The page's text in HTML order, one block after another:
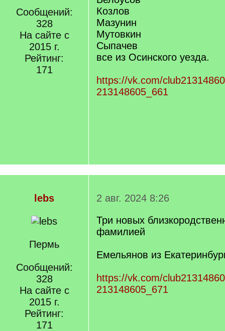
Сообщений:
328
На сайте с
2015 г.
Рейтинг:
171
Козлов
Мазунин
Мутовкин
Сыпачев
все из Осинского уезда.
https://vk.com/
213148605_661
lebs
Пермь
Сообщений:
328
На сайте с
2015 г.
Рейтинг:
171
2 авг. 2024 8:26
Три новых
фамилией
Емельянов из
https://vk.com/
213148605_671